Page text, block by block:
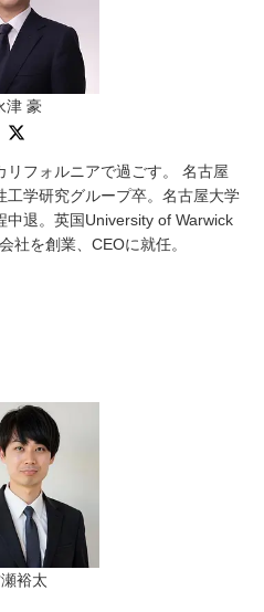
津 豪
フォルニアで過ごす。 名古屋
工学研究グループ卒。名古屋大学
中退。英国University of Warwick
社を創業、CEOに就任。
裕太